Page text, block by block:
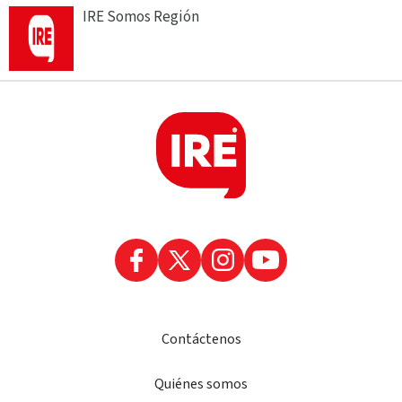
IRE Somos Región
Contáctenos
Quiénes somos